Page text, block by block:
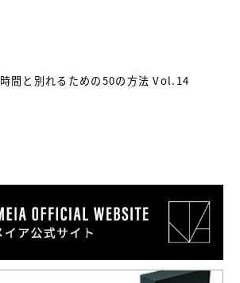
時間と別れるための50の方法 Vol.14